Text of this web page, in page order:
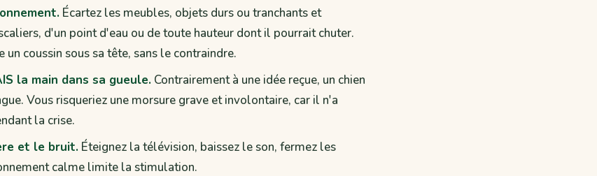
Écartez les meubles, objets durs ou tranchants et
d'un point d'eau ou de toute hauteur dont il pourrait chuter.
un coussin sous sa tête, sans le contraindre.
la main dans sa gueule. Contrairement à une idée reçue, un chien
Vous risqueriez une morsure grave et involontaire, car il n'a
la crise.
et le bruit. Éteignez la télévision, baissez le son, fermez les
calme limite la stimulation.